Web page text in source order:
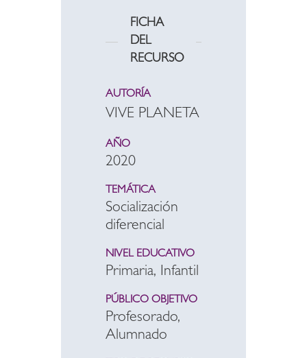
FICHA
DEL
RECURSO
AUTORÍA
VIVE PLANETA
AÑO
2020
TEMÁTICA
Socialización
diferencial
NIVEL EDUCATIVO
Primaria, Infantil
PÚBLICO OBJETIVO
Profesorado,
Alumnado